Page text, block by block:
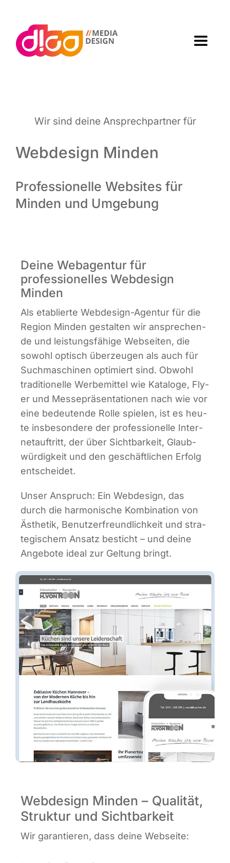
springen
Toggle
Arbei­ten
Leis­tun­gen
Maga­zin
Wir sind dei­ne Ansprech­part­ner für
Webdesign Minden
Professionelle Websites für
Minden und Umgebung
Deine Webagentur für
professionelles Webdesign
Minden
Als eta­blier­te Web­de­sign-Agen­tur für die
Regi­on Min­den gestal­ten wir anspre­chen­
de und leis­tungs­fä­hi­ge Web­sei­ten, die
sowohl optisch über­zeu­gen als auch für
Such­ma­schi­nen opti­miert sind. Obwohl
tra­di­tio­nel­le Wer­be­mit­tel wie Kata­lo­ge, Fly­
er und Mes­se­prä­sen­ta­tio­nen nach wie vor
eine bedeu­ten­de Rol­le spie­len, ist es heu­
te ins­be­son­de­re der pro­fes­sio­nel­le Inter­
net­auf­tritt, der über Sicht­bar­keit, Glaub­
wür­dig­keit und den geschäft­li­chen Erfolg
entscheidet.
Unser Anspruch: Ein Web­de­sign, das
durch die har­mo­ni­sche Kom­bi­na­ti­on von
Ästhe­tik, Benut­zer­freund­lich­keit und stra­
te­gi­schem Ansatz besticht – und dei­ne
Ange­bo­te ide­al zur Gel­tung bringt.
Webdesign Minden – Qualität,
Struktur und Sichtbarkeit
Wir garan­tie­ren, dass dei­ne Webseite: